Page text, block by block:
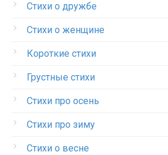
Стихи о дружбе
Стихи о женщине
Короткие стихи
Грустные стихи
Стихи про осень
Стихи про зиму
Стихи о весне